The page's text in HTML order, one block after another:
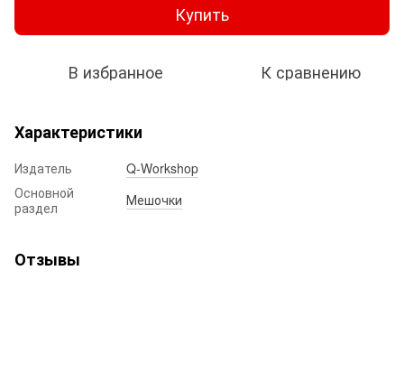
Купить
В избранное К сравнению
Характеристики
Издатель
Q-Workshop
Основной
раздел
Мешочки
Отзывы